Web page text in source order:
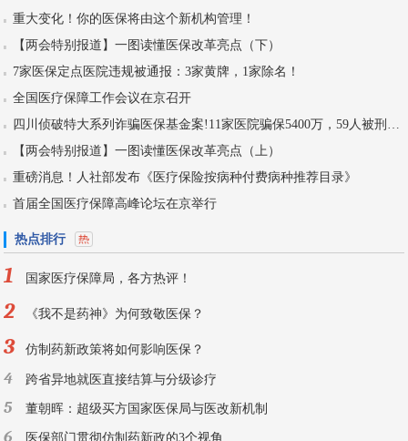
重大变化！你的医保将由这个新机构管理！
【两会特别报道】一图读懂医保改革亮点（下）
7家医保定点医院违规被通报：3家黄牌，1家除名！
全国医疗保障工作会议在京召开
【两会特别报道】一图读懂医保改革亮点（上）
重磅消息！人社部发布《医疗保险按病种付费病种推荐目录》
首届全国医疗保障高峰论坛在京举行
热点排行
1 国家医疗保障局，各方热评！
2 《我不是药神》为何致敬医保？
3 仿制药新政策将如何影响医保？
4 跨省异地就医直接结算与分级诊疗
5 董朝晖：超级买方国家医保局与医改新机制
6 医保部门贯彻仿制药新政的3个视角